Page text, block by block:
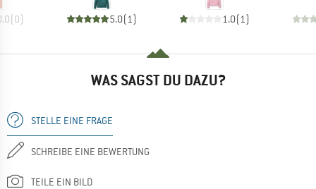
(0) 5.0(1 ) 1.0(1 )
WAS SAGST DU DAZU?
STELLE EINE FRAGE
SCHREIBE EINE BEWERTUNG
TEILE EIN BILD